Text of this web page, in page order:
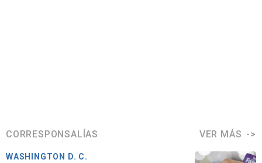
CORRESPONSALÍAS VER MÁS
WASHINGTON D. C.